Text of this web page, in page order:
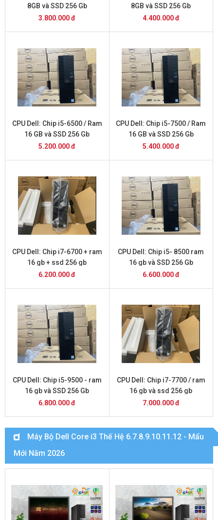
8GB và SSD 256 Gb
3.800.000 đ
8GB và SSD 256 Gb
4.400.000 đ
CPU Dell: Chip i5-6500 / Ram
16 GB và SSD 256 Gb
5.200.000 đ
CPU Dell: Chip i5-7500 / Ram
16 GB và SSD 256 Gb
5.400.000 đ
CPU Dell: Chip i7-6700 + ram
16 gb + ssd 256 gb
6.200.000 đ
CPU Dell: Chip i5- 8500 ram
16 gb và SSD 256 Gb
6.600.000 đ
CPU Dell: Chip i5-9500 - ram
16 gb và SSD 256 Gb
6.800.000 đ
CPU Dell: Chip i7-7700 / ram
16 gb và ssd 256 gb
7.000.000 đ
Máy Bộ Dell Core i3 Thế Hệ 6.7.8.9.10.11.12 - Mẩu
Mới Năm 2026